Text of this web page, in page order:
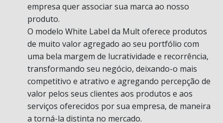
empresa quer associar sua marca ao nosso
produto.
O modelo White Label da Mult oferece produtos
de muito valor agregado ao seu portfólio com
uma bela margem de lucratividade e recorrência,
transformando seu negócio, deixando-o mais
competitivo e atrativo e agregando percepção de
valor pelos seus clientes aos produtos e aos
serviços oferecidos por sua empresa, de maneira
a torná-la distinta no mercado.